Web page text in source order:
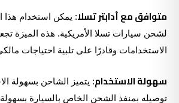
متوافق مع أدابتر تسلا: يمكن استخدام هذا
لشحن سيارات تسلا الأمريكية. هذه الميزة
الاستخدامات وقادرًا على تلبية احتياجات
سهولة الاستخدام: يتميز الشاحن بسهولة
توصيله بمنفذ الشحن الخاص بالسيارة